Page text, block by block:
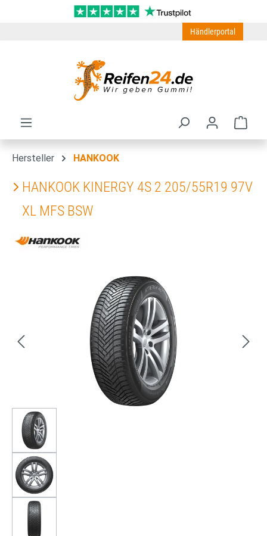
Zum Hauptinhalt springen
Händlerportal
Hersteller HANKOOK
HANKOOK KINERGY 4S 2 205/55R19 97V
XL MFS BSW
Bildergalerie überspringen